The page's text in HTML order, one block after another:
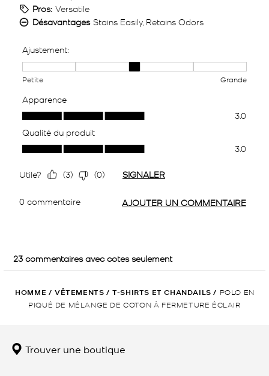
HOMME / VÊTEMENTS / T-SHIRTS ET CHANDAILS / POLO EN
PIQUÉ DE MÉLANGE DE COTON À FERMETURE ÉCLAIR
Trouver une boutique